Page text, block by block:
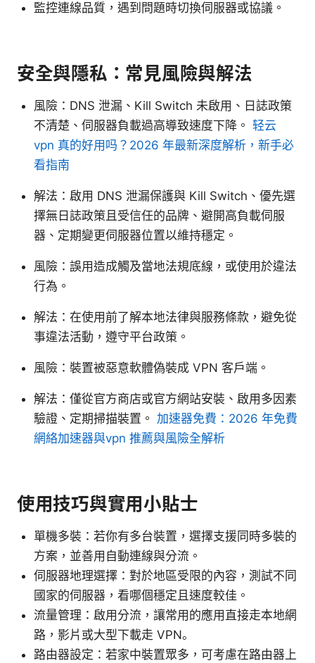
監控連線品質，遇到問題時切換伺服器或協議。
安全與隱私：常見風險與解法
風險：DNS 泄漏、Kill Switch 未啟用、日誌政策
不清楚、伺服器負載過高導致速度下降。 轻云
vpn 真的好用吗？2026 年最新深度解析，新手必
看指南
解法：啟用 DNS 泄漏保護與 Kill Switch、優先選
擇無日誌政策且受信任的品牌、避開高負載伺服
器、定期變更伺服器位置以維持穩定。
風險：誤用造成觸及當地法規底線，或使用於違法
行為。
解法：在使用前了解本地法律與服務條款，避免從
事違法活動，遵守平台政策。
風險：裝置被惡意軟體偽裝成 VPN 客戶端。
解法：僅從官方商店或官方網站安裝、啟用多因素
驗證、定期掃描裝置。 加速器免費：2026 年免費
網絡加速器與vpn 推薦與風險全解析
使用技巧與實用小貼士
單機多裝：若你有多台裝置，選擇支援同時多裝的
方案，並善用自動連線與分流。
伺服器地理選擇：對於地區受限的內容，測試不同
國家的伺服器，看哪個穩定且速度較佳。
流量管理：啟用分流，讓常用的應用直接走本地網
路，影片或大型下載走 VPN。
路由器設定：若家中裝置眾多，可考慮在路由器上